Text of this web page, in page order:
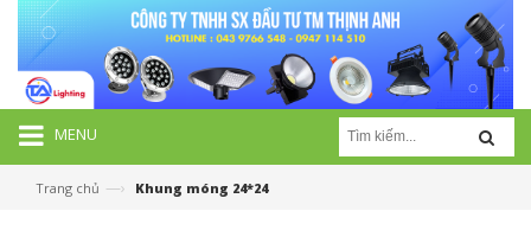
MENU
Trang chủ —› Khung móng 24*24